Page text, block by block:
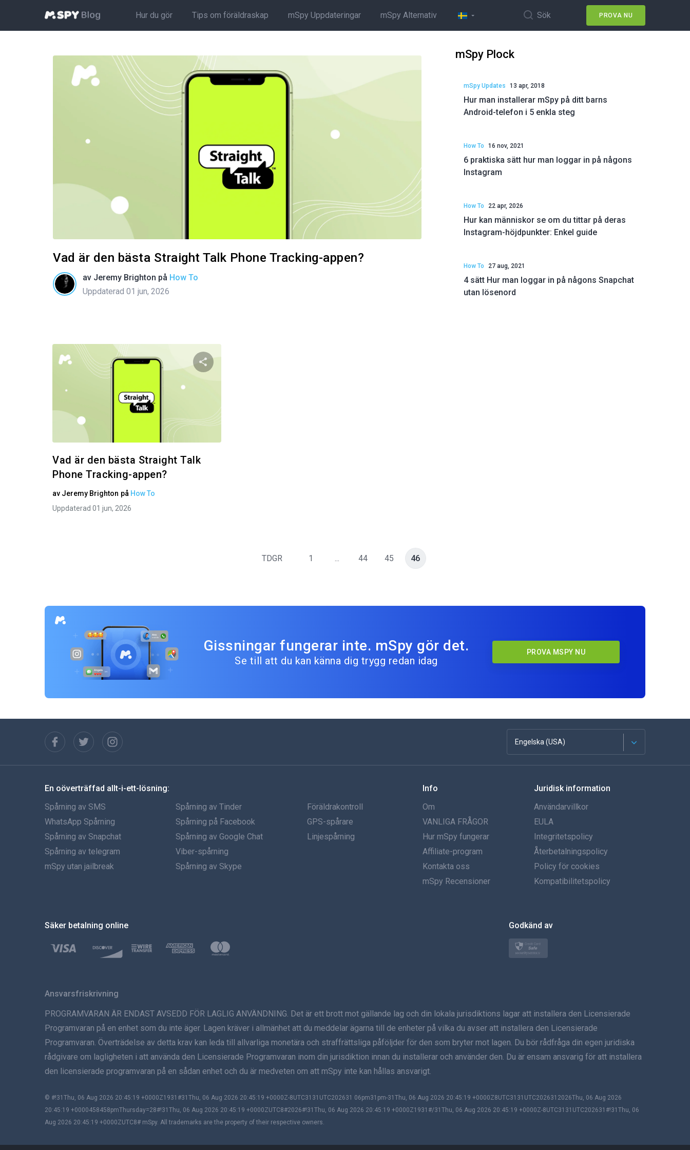
Hur du gör Tips om föräldraskap mSpy Uppdateringar mSpy Alternativ Sök PROVA NU
Vad är den bästa Straight Talk Phone Tracking-appen?
av Jeremy Brighton på How To
Uppdaterad 01 jun, 2026
mSpy Plock
mSpy Updates 13 apr, 2018
Hur man installerar mSpy på ditt barns
Android-telefon i 5 enkla steg
How To 16 nov, 2021
6 praktiska sätt hur man loggar in på någons
Instagram
How To 22 apr, 2026
Hur kan människor se om du tittar på deras
Instagram-höjdpunkter: Enkel guide
How To 27 aug, 2021
4 sätt Hur man loggar in på någons Snapchat
utan lösenord
Vad är den bästa Straight Talk
Phone Tracking-appen?
av Jeremy Brighton på How To
Uppdaterad 01 jun, 2026
TDGR 1 ... 44 45 46
Gissningar fungerar inte. mSpy gör det.
Se till att du kan känna dig trygg redan idag
PROVA MSPY NU
Engelska (USA)
franska
Spanska
portugisiska
Italiano
Türkçe
Norsk
Svenska
Dansk
En oöverträffad allt-i-ett-lösning:
Spårning av SMS
WhatsApp Spårning
Spårning av Snapchat
Spårning av telegram
mSpy utan jailbreak
Spårning av Tinder
Spårning på Facebook
Spårning av Google Chat
Viber-spårning
Spårning av Skype
Föräldrakontroll
GPS-spårare
Linjespårning
Info
Om
VANLIGA FRÅGOR
Hur mSpy fungerar
Affiliate-program
Kontakta oss
mSpy Recensioner
Juridisk information
Användarvillkor
EULA
Integritetspolicy
Återbetalningspolicy
Policy för cookies
Kompatibilitetspolicy
Säker betalning online Godkänd av
Ansvarsfriskrivning
PROGRAMVARAN ÄR ENDAST AVSEDD FÖR LAGLIG ANVÄNDNING. Det är ett brott mot gällande lag och din lokala jurisdiktions lagar att installera den Licensierade
Programvaran på en enhet som du inte äger. Lagen kräver i allmänhet att du meddelar ägarna till de enheter på vilka du avser att installera den Licensierade
Programvaran. Överträdelse av detta krav kan leda till allvarliga monetära och straffrättsliga påföljder för den som bryter mot lagen. Du bör rådfråga din egen juridiska
rådgivare om lagligheten i att använda den Licensierade Programvaran inom din jurisdiktion innan du installerar och använder den. Du är ensam ansvarig för att installera
den licensierade programvaran på en sådan enhet och du är medveten om att mSpy inte kan hållas ansvarigt.
© #!31Thu, 06 Aug 2026 20:45:19 +0000Z1931#31Thu, 06 Aug 2026 20:45:19 +0000Z-8UTC3131UTC202631 06pm31pm-31Thu, 06 Aug 2026 20:45:19 +0000Z8UTC3131UTC2026312026Thu, 06 Aug 2026
20:45:19 +0000458458pmThursday=28#!31Thu, 06 Aug 2026 20:45:19 +0000ZUTC8#2026#!31Thu, 06 Aug 2026 20:45:19 +0000Z1931#/31Thu, 06 Aug 2026 20:45:19 +0000Z-8UTC3131UTC202631#!31Thu, 06
Aug 2026 20:45:19 +0000ZUTC8# mSpy. All trademarks are the property of their respective owners.